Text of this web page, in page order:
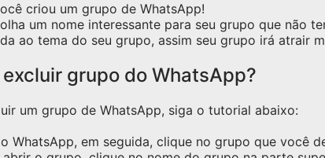
criou um grupo de WhatsApp!
um nome interessante para seu grupo que não
ao tema do seu grupo, assim seu grupo irá atrair
grupo do WhatsApp?
um grupo de WhatsApp, siga o tutorial abaixo:
WhatsApp, em seguida, clique no grupo que você